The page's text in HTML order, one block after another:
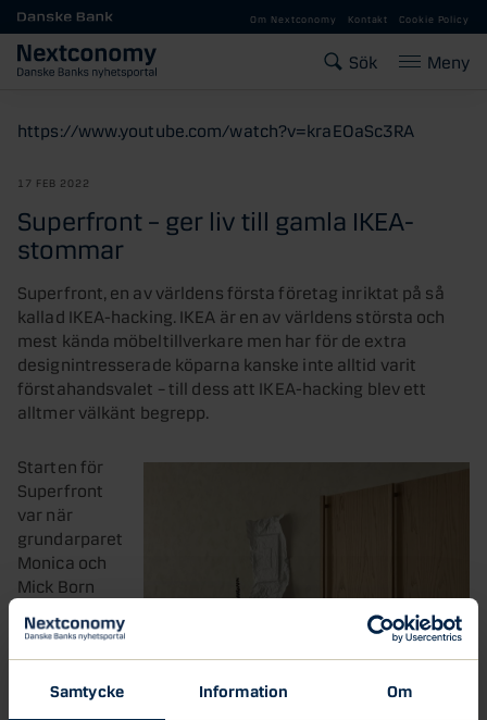
Samtycke Information Om
Gå till huvudinnehåll
Om Nextconomy Kontakt Cookie Policy
Sök Meny
https://www.youtube.com/watch?v=kraEOaSc3RA
17 FEB 2022
Superfront – ger liv till gamla IKEA-
stommar
Superfront, en av världens första företag inriktat på så
kallad IKEA-hacking. IKEA är en av världens största och
mest kända möbeltillverkare men har för de extra
designintresserade köparna kanske inte alltid varit
förstahandsvalet – till dess att IKEA-hacking blev ett
alltmer välkänt begrepp.
Starten för
Superfront
var när
grundarparet
Monica och
Mick Born
behov av
möbler med
en hög
designnivå –